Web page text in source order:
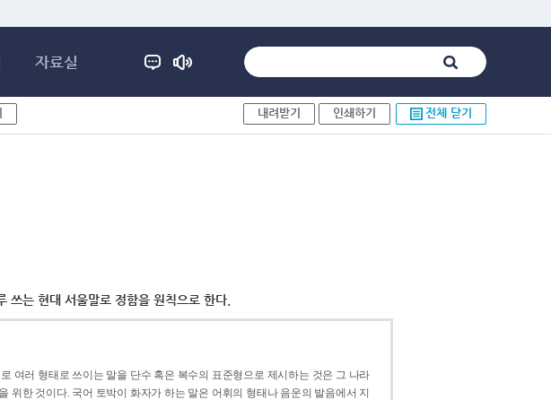
자료실
내려받기 인쇄하기 전체 닫기
쓰는 현대 서울말로 정함을 원칙으로 한다.
여러 형태로 쓰이는 말을 단수 혹은 복수의 표준형으로 제시하는 것은 그 나라
위한 것이다. 국어 토박이 화자가 하는 말은 어휘의 형태나 음운의 발음에서 지